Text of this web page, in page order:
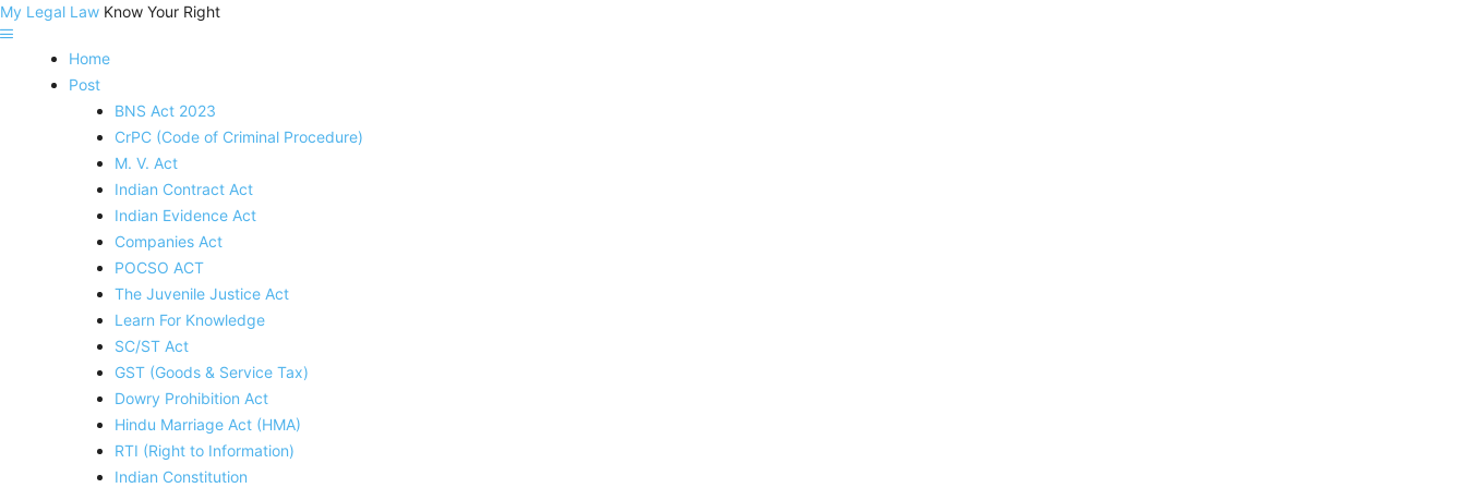
My Legal Law Know Your Right
Home
Post
BNS Act 2023
CrPC (Code of Criminal Procedure)
M. V. Act
Indian Contract Act
Indian Evidence Act
Companies Act
POCSO ACT
The Juvenile Justice Act
Learn For Knowledge
SC/ST Act
GST (Goods & Service Tax)
Dowry Prohibition Act
Hindu Marriage Act (HMA)
RTI (Right to Information)
Indian Constitution